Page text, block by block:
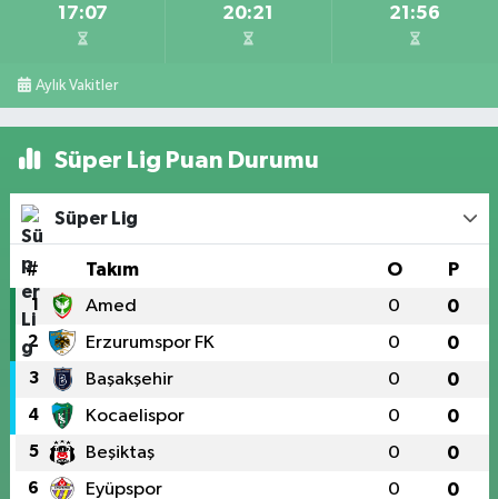
17:07 20:21 21:56
Aylık Vakitler
Süper Lig Puan Durumu
Süper Lig
# Takım O P
1 Amed 0 0
2 Erzurumspor FK 0 0
3 Başakşehir 0 0
4 Kocaelispor 0 0
5 Beşiktaş 0 0
6 Eyüpspor 0 0